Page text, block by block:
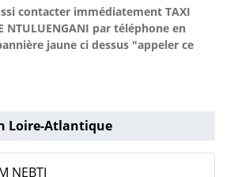
contacter immédiatement TAXI
NTULUENGANI par téléphone en
jaune ci dessus "appeler ce
Loire-Atlantique
NEBTI